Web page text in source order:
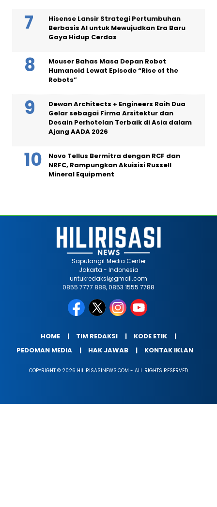
Hisense Lansir Strategi Pertumbuhan
Berbasis AI untuk Mewujudkan Era Baru
Gaya Hidup Cerdas
Mouser Bahas Masa Depan Robot
Humanoid Lewat Episode “Rise of the
Robots”
Dewan Architects + Engineers Raih Dua
Gelar sebagai Firma Arsitektur dan
Desain Perhotelan Terbaik di Asia dalam
Ajang AADA 2026
Novo Tellus Bermitra dengan RCF dan
NRFC, Rampungkan Akuisisi Russell
Mineral Equipment
Sapulangit Media Center
Jakarta - Indonesia
untukredaksi@gmail.com
0855 7777 888, 0853 1555 7788
HOME TIM REDAKSI
KODE ETIK
PEDOMAN MEDIA
HAK JAWAB KONTAK IKLAN
COPYRIGHT © 2026 HILIRISASINEWS.COM - ALL RIGHTS RESERVED